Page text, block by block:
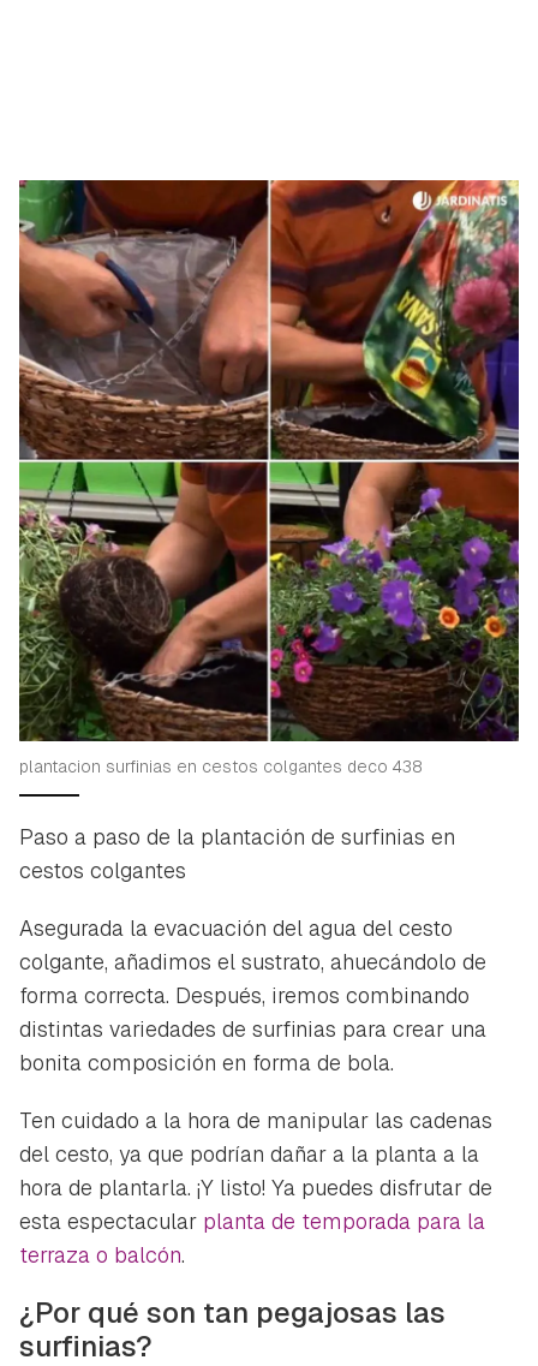
plantacion surfinias en cestos colgantes deco 438
Paso a paso de la plantación de surfinias en
cestos colgantes
Asegurada la evacuación del agua del cesto
colgante, añadimos el sustrato, ahuecándolo de
forma correcta. Después, iremos combinando
distintas variedades de surfinias para crear una
bonita composición en forma de bola.
Ten cuidado a la hora de manipular las cadenas
del cesto, ya que podrían dañar a la planta a la
hora de plantarla. ¡Y listo! Ya puedes disfrutar de
esta espectacular planta de temporada para la
terraza o balcón.
¿Por qué son tan pegajosas las
surfinias?